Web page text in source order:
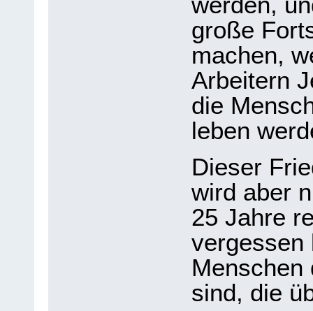
große
machen,
Arbeitern
die
leben
Dieser
wird aber
25 Jahre
vergessen
Menschen
sind, die